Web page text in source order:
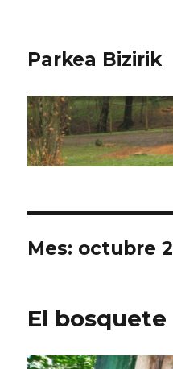
Parkea Bizirik
Mes: octubre
El